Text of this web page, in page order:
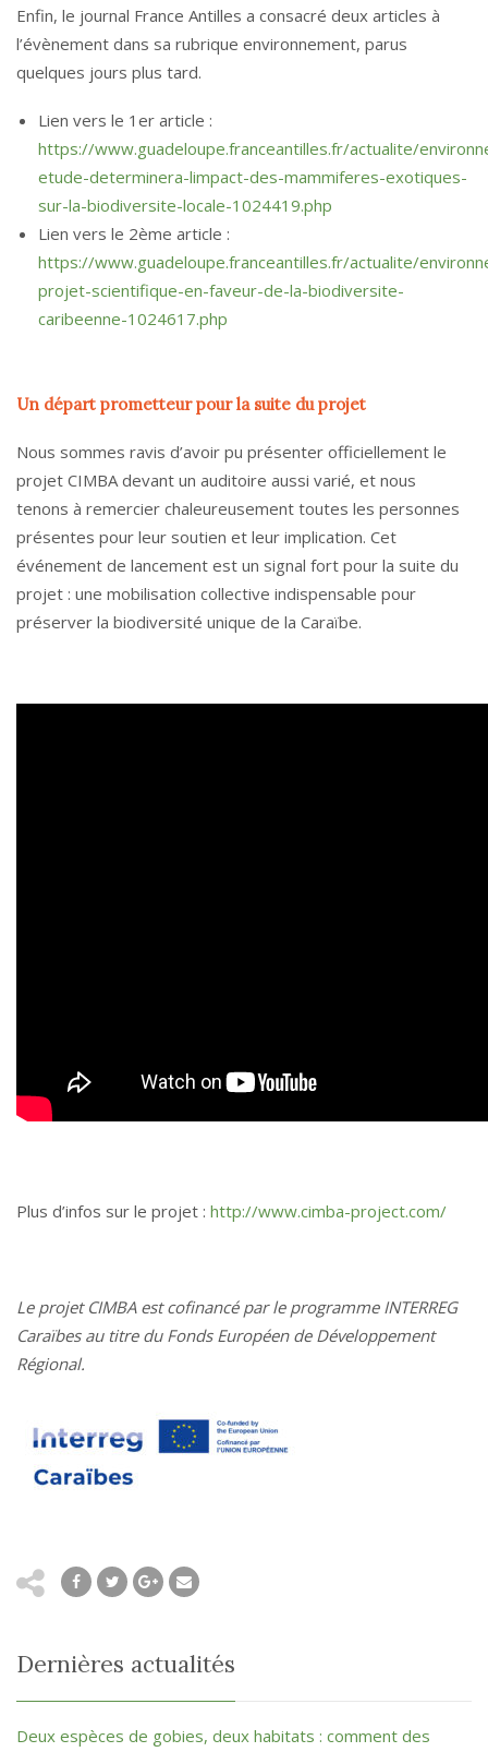
Enfin, le journal France Antilles a consacré deux articles à
l’évènement dans sa rubrique environnement, parus
quelques jours plus tard.
Lien vers le 1er article :
https://www.guadeloupe.franceantilles.fr/actualite/
etude-determinera-limpact-des-mammiferes-exotiques-
sur-la-biodiversite-locale-1024419.php
Lien vers le 2ème article :
https://www.guadeloupe.franceantilles.fr/actualite/
projet-scientifique-en-faveur-de-la-biodiversite-
caribeenne-1024617.php
Un départ prometteur pour la suite du projet
Nous sommes ravis d’avoir pu présenter officiellement le
projet CIMBA devant un auditoire aussi varié, et nous
tenons à remercier chaleureusement toutes les personnes
présentes pour leur soutien et leur implication. Cet
événement de lancement est un signal fort pour la suite du
projet : une mobilisation collective indispensable pour
préserver la biodiversité unique de la Caraïbe.
Plus d’infos sur le projet : http://www.cimba-project.com/
Le projet CIMBA est cofinancé par le programme INTERREG
Caraïbes au titre du Fonds Européen de Développement
Régional.
Dernières actualités
Deux espèces de gobies, deux habitats : comment des